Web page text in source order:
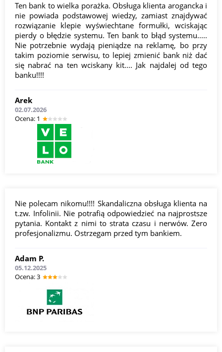
Ten bank to wielka porażka. Obsługa klienta arogancka i
nie powiada podstawowej wiedzy, zamiast znajdywać
rozwiązanie klepie wyświechtane formułki, wciskając
pierdy o błędzie systemu. Ten bank to błąd systemu.....
Nie potrzebnie wydają pieniądze na reklamę, bo przy
takim poziomie serwisu, to lepiej zmienić bank niż dać
się nabrać na ten wciskany kit.... Jak najdalej od tego
banku!!!!
Arek
02.07.2026
Оcena: 1
Nie polecam nikomu!!!! Skandaliczna obsługa klienta na
t.zw. Infolinii. Nie potrafią odpowiedzieć na najprostsze
pytania. Kontakt z nimi to strata czasu i nerwów. Zero
profesjonalizmu. Ostrzegam przed tym bankiem.
Adam P.
05.12.2025
Оcena: 3